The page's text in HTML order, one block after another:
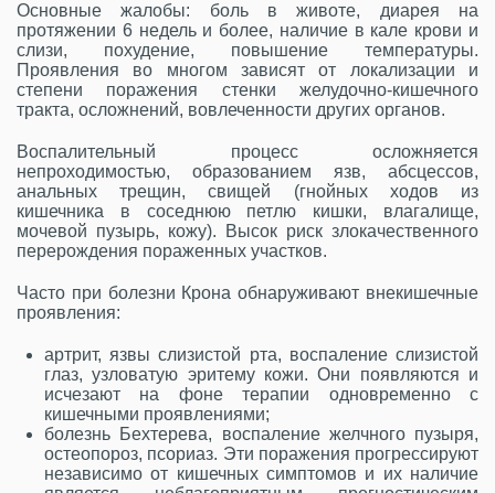
Основные жалобы: боль в животе, диарея на
протяжении 6 недель и более, наличие в кале крови и
слизи, похудение, повышение температуры.
Проявления во многом зависят от локализации и
степени поражения стенки желудочно-кишечного
тракта, осложнений, вовлеченности других органов.
Воспалительный процесс
осложняется
непроходимостью, образованием язв, абсцессов,
анальных трещин, свищей (гнойных ходов из
кишечника в соседнюю петлю кишки, влагалище,
мочевой пузырь, кожу).
Высок риск злокачественного
перерождения пораженных участков.
Часто при болезни Крона обнаруживают внекишечные
проявления:
артрит, язвы слизистой рта, воспаление слизистой
глаз, узловатую эритему кожи. Они появляются и
исчезают на фоне терапии одновременно с
кишечными проявлениями;
болезнь Бехтерева, воспаление желчного пузыря,
остеопороз, псориаз. Эти поражения прогрессируют
независимо от кишечных симптомов и их наличие